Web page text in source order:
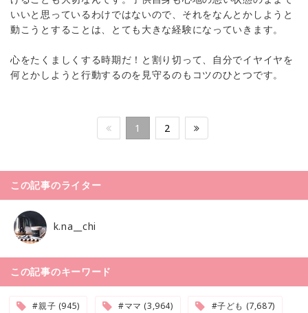
いいと思っているわけではないので、それをなんとかしようと
動こうとすることは、とても大きな経験になっていきます。
心をたくましくする時期だ！と割り切って、自分でイヤイヤを
何とかしようと行動するのを見守るのもコツのひとつです。
1 2
この記事のライター
k.na__chi
この記事のキーワード
#親子 (945) #ママ (3,964) #子ども (7,687)